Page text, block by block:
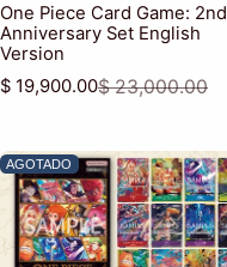
One Piece Card Game: 2nd
Anniversary Set English
Version
Precio de venta
$ 19,900.00
Precio habitual$ 23,000.00
AGOTADO